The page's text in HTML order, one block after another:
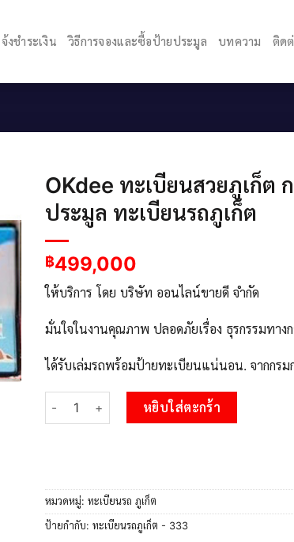
งชำระเงิน วิธีการจองและซื้อป้ายประมูล บทความ ติดต่
OKdee ทะเบียนสวยภูเก็ต
ประมูล ทะเบียนรถภูเก็ต
฿499,000
ให้บริการ โดย บริษัท ออนไลน์ขายดี จำกัด
มั่นใจในงานคุณภาพ ปลอดภัยเรื่อง ธุรกรรมทางก
ได้รับเล่มรถพร้อมป้ายทะเบียนแน่นอน. จากกรม
จำนวน OKdee ทะเบียนสวยภูเก็ต กร 333 เลขปร
หยิบใส่ตะกร้า
หมวดหมู่: ทะเบียนรถ ภูเก็ต
ป้ายกำกับ: ทะเบียนรถภูเก็ต - 333